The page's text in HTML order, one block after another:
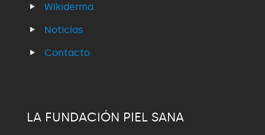
Wikiderma
Noticias
Contacto
LA FUNDACIÓN PIEL SANA